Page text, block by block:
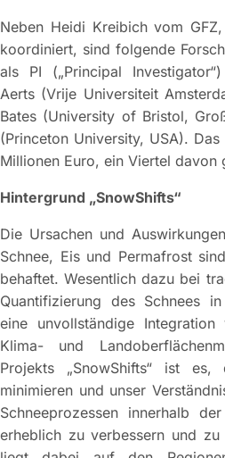
Neben Heidi Kreibich vom
koordiniert, sind folgende
als PI („Principal
Aerts (Vrije Universiteit
Bates (University of Bristol,
(Princeton University, USA).
Millionen Euro, ein Viertel davon
Hintergrund „SnowShifts“
Die Ursachen und
Schnee, Eis und Permafrost
behaftet. Wesentlich dazu bei
Quantifizierung des Schnees
eine unvollständige
Klima- und
Projekts „SnowShifts“ ist es,
minimieren und unser
Schneeprozessen innerhalb
erheblich zu verbessern und